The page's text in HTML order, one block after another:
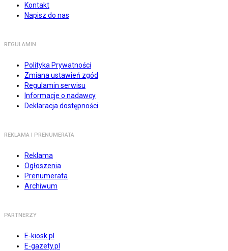
Kontakt
Napisz do nas
REGULAMIN
Polityka Prywatności
Zmiana ustawień zgód
Regulamin serwisu
Informacje o nadawcy
Deklaracja dostępności
REKLAMA I PRENUMERATA
Reklama
Ogłoszenia
Prenumerata
Archiwum
PARTNERZY
E-kiosk.pl
E-gazety.pl